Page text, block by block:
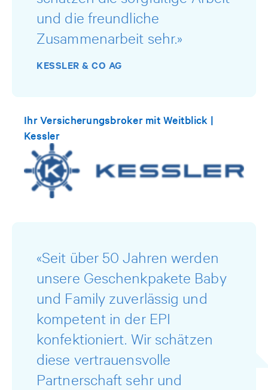
und die freundliche
Zusammenarbeit sehr.»
KESSLER & CO AG
Ihr Versicherungsbroker mit Weitblick |
Kessler
«Seit über 50 Jahren werden
unsere Geschenkpakete Baby
und Family zuverlässig und
kompetent in der EPI
konfektioniert. Wir schätzen
diese vertrauensvolle
Partnerschaft sehr und